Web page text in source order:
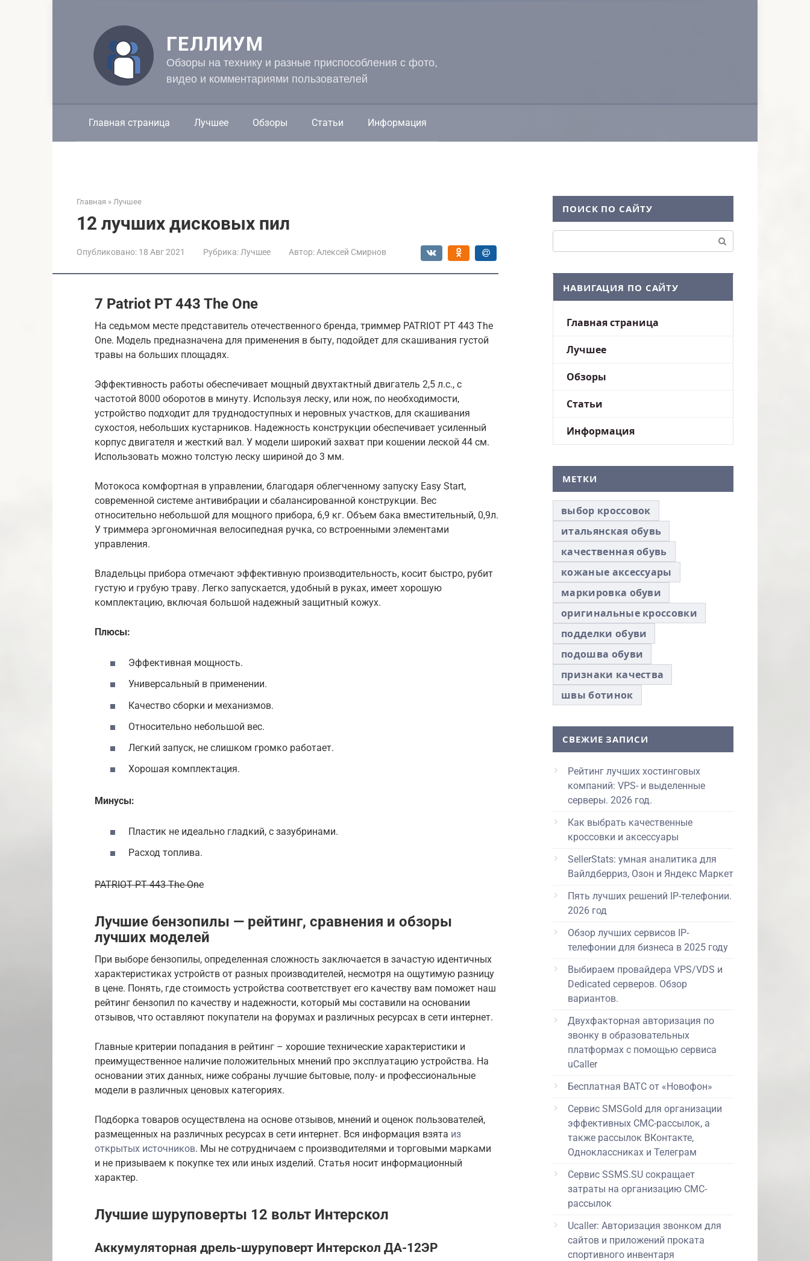
ГЕЛЛИУМ
Обзоры на технику и разные приспособления с фото,
видео и комментариями пользователей
Главная страница Лучшее Обзоры Статьи Информация
Главная » Лучшее
12 лучших дисковых пил
Опубликовано: 18 Авг 2021 Рубрика: Лучшее Автор: Алексей Смирнов
7 Patriot PT 443 The One
На седьмом месте представитель отечественного бренда, триммер PATRIOT PT 443 The
One. Модель предназначена для применения в быту, подойдет для скашивания густой
травы на больших площадях.
Эффективность работы обеспечивает мощный двухтактный двигатель 2,5 л.с., с
частотой 8000 оборотов в минуту. Используя леску, или нож, по необходимости,
устройство подходит для труднодоступных и неровных участков, для скашивания
сухостоя, небольших кустарников. Надежность конструкции обеспечивает усиленный
корпус двигателя и жесткий вал. У модели широкий захват при кошении леской 44 см.
Использовать можно толстую леску шириной до 3 мм.
Мотокоса комфортная в управлении, благодаря облегченному запуску Easy Start,
современной системе антивибрации и сбалансированной конструкции. Вес
относительно небольшой для мощного прибора, 6,9 кг. Объем бака вместительный, 0,9л.
У триммера эргономичная велосипедная ручка, со встроенными элементами
управления.
Владельцы прибора отмечают эффективную производительность, косит быстро, рубит
густую и грубую траву. Легко запускается, удобный в руках, имеет хорошую
комплектацию, включая большой надежный защитный кожух.
Плюсы:
Эффективная мощность.
Универсальный в применении.
Качество сборки и механизмов.
Относительно небольшой вес.
Легкий запуск, не слишком громко работает.
Хорошая комплектация.
Минусы:
Пластик не идеально гладкий, с зазубринами.
Расход топлива.
PATRIOT PT 443 The One
Лучшие бензопилы — рейтинг, сравнения и обзоры
лучших моделей
При выборе бензопилы, определенная сложность заключается в зачастую идентичных
характеристиках устройств от разных производителей, несмотря на ощутимую разницу
в цене. Понять, где стоимость устройства соответствует его качеству вам поможет наш
рейтинг бензопил по качеству и надежности, который мы составили на основании
отзывов, что оставляют покупатели на форумах и различных ресурсах в сети интернет.
Главные критерии попадания в рейтинг – хорошие технические характеристики и
преимущественное наличие положительных мнений про эксплуатацию устройства. На
основании этих данных, ниже собраны лучшие бытовые, полу- и профессиональные
модели в различных ценовых категориях.
Подборка товаров осуществлена на основе отзывов, мнений и оценок пользователей,
размещенных на различных ресурсах в сети интернет. Вся информация взята из
открытых источников. Мы не сотрудничаем с производителями и торговыми марками
и не призываем к покупке тех или иных изделий. Статья носит информационный
характер.
Лучшие шуруповерты 12 вольт Интерскол
Аккумуляторная дрель-шуруповерт Интерскол ДА-12ЭР
ПОИСК ПО САЙТУ
НАВИГАЦИЯ ПО САЙТУ
Главная страница
Лучшее
Обзоры
Статьи
Информация
МЕТКИ
выбор кроссовок
итальянская обувь
качественная обувь
кожаные аксессуары
маркировка обуви
оригинальные кроссовки
подделки обуви
подошва обуви
признаки качества
швы ботинок
СВЕЖИЕ ЗАПИСИ
Рейтинг лучших хостинговых
компаний: VPS- и выделенные
серверы. 2026 год.
Как выбрать качественные
кроссовки и аксессуары
SellerStats: умная аналитика для
Вайлдберриз, Озон и Яндекс Маркет
Пять лучших решений IP-телефонии.
2026 год
Обзор лучших сервисов IP-
телефонии для бизнеса в 2025 году
Выбираем провайдера VPS/VDS и
Dedicated серверов. Обзор
вариантов.
Двухфакторная авторизация по
звонку в образовательных
платформах с помощью сервиса
uCaller
Бесплатная ВАТС от «Новофон»
Сервис SMSGold для организации
эффективных СМС-рассылок, а
также рассылок ВКонтакте,
Одноклассниках и Телеграм
Сервис SSMS.SU сокращает
затраты на организацию СМС-
рассылок
Ucaller: Авторизация звонком для
сайтов и приложений проката
спортивного инвентаря